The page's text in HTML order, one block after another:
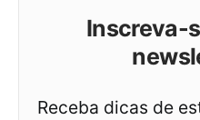
Inscreva-
Receba dicas de